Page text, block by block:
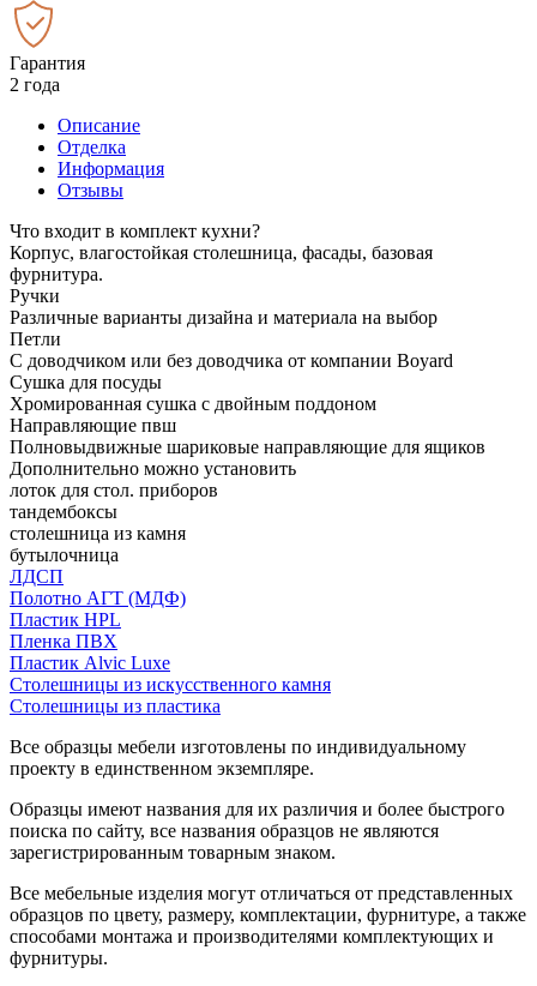
Гарантия
2 года
Описание
Отделка
Информация
Отзывы
Что входит в комплект кухни?
Корпус, влагостойкая столешница, фасады, базовая
фурнитура.
Ручки
Различные варианты дизайна и материала на выбор
Петли
С доводчиком или без доводчика от компании Boyard
Сушка для посуды
Хромированная сушка с двойным поддоном
Направляющие пвш
Полновыдвижные шариковые направляющие для ящиков
Дополнительно можно установить
лоток для стол. приборов
тандембоксы
столешница из камня
бутылочница
ЛДСП
Полотно АГТ (МДФ)
Пластик HPL
Пленка ПВХ
Пластик Alvic Luxe
Столешницы из искусственного камня
Столешницы из пластика
Все образцы мебели изготовлены по индивидуальному
проекту в единственном экземпляре.
Образцы имеют названия для их различия и более быстрого
поиска по сайту, все названия образцов не являются
зарегистрированным товарным знаком.
Все мебельные изделия могут отличаться от представленных
образцов по цвету, размеру, комплектации, фурнитуре, а также
способами монтажа и производителями комплектующих и
фурнитуры.